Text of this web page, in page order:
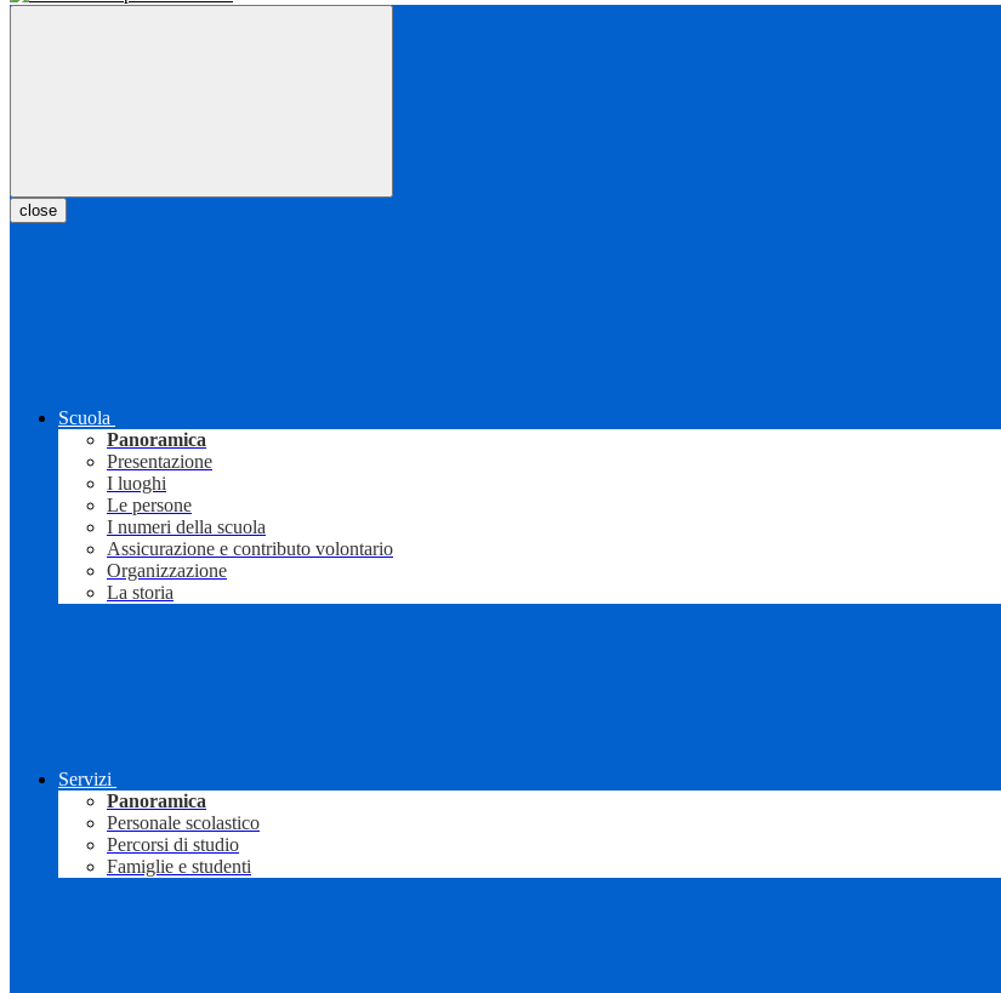
close
Scuola
Panoramica
Presentazione
I luoghi
Le persone
I numeri della scuola
Assicurazione e contributo volontario
Organizzazione
La storia
Servizi
Panoramica
Personale scolastico
Percorsi di studio
Famiglie e studenti